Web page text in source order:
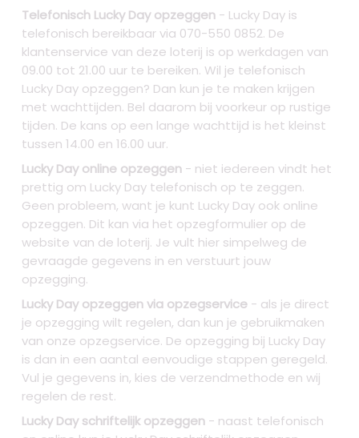
Telefonisch Lucky Day opzeggen - Lucky Day is
telefonisch bereikbaar via 070-550 0852. De
klantenservice van deze loterij is op werkdagen van
09.00 tot 21.00 uur te bereiken. Wil je telefonisch
Lucky Day opzeggen? Dan kun je te maken krijgen
met wachttijden. Bel daarom bij voorkeur op rustige
tijden. De kans op een lange wachttijd is het kleinst
tussen 14.00 en 16.00 uur.
Lucky Day online opzeggen - niet iedereen vindt het
prettig om Lucky Day telefonisch op te zeggen.
Geen probleem, want je kunt Lucky Day ook online
opzeggen. Dit kan via het opzegformulier op de
website van de loterij. Je vult hier simpelweg de
gevraagde gegevens in en verstuurt jouw
opzegging.
Lucky Day opzeggen via opzegservice - als je direct
je opzegging wilt regelen, dan kun je gebruikmaken
van onze opzegservice. De opzegging bij Lucky Day
is dan in een aantal eenvoudige stappen geregeld.
Vul je gegevens in, kies de verzendmethode en wij
regelen de rest.
Lucky Day schriftelijk opzeggen - naast telefonisch